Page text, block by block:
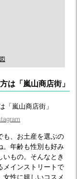
は「嵐山商店街」
も、お土産を選ぶの
。年齢も性別も好み
いもの。そんなとき
メインストリートで
女性に嬉しいコスメ